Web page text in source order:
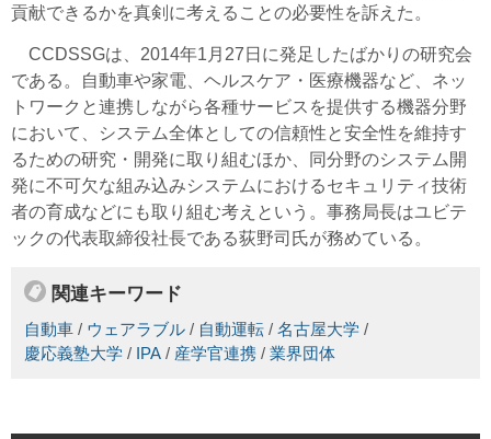
貢献できるかを真剣に考えることの必要性を訴えた。
CCDSSGは、2014年1月27日に発足したばかりの研究会
である。自動車や家電、ヘルスケア・医療機器など、ネッ
トワークと連携しながら各種サービスを提供する機器分野
において、システム全体としての信頼性と安全性を維持す
るための研究・開発に取り組むほか、同分野のシステム開
発に不可欠な組み込みシステムにおけるセキュリティ技術
者の育成などにも取り組む考えという。事務局長はユビテ
ックの代表取締役社長である荻野司氏が務めている。
関連キーワード
自動車 / ウェアラブル / 自動運転 / 名古屋大学 /
慶応義塾大学 / IPA / 産学官連携 / 業界団体